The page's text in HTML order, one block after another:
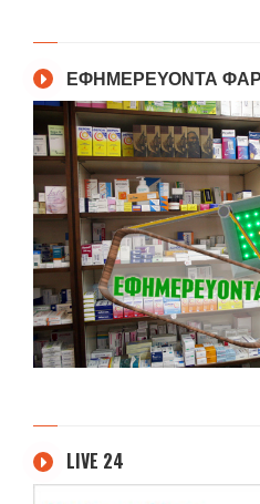
ΕΦΗΜΕΡΕΥΟΝΤΑ
LIVE 24